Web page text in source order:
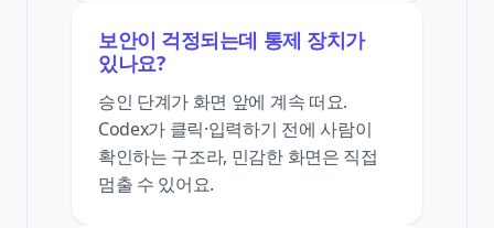
보안이 걱정되는데 통제 장치가
있나요?
승인 단계가 화면 앞에 계속 떠요.
Codex가 클릭·입력하기 전에 사람이
확인하는 구조라, 민감한 화면은 직접
멈출 수 있어요.